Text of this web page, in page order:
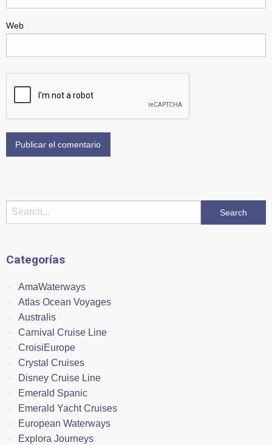
Web
Categorías
AmaWaterways
Atlas Ocean Voyages
Australis
Carnival Cruise Line
CroisiEurope
Crystal Cruises
Disney Cruise Line
Emerald Spanic
Emerald Yacht Cruises
European Waterways
Explora Journeys